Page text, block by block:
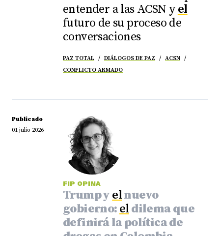
entender a las ACSN y el
futuro de su proceso de
conversaciones
PAZ TOTAL DIÁLOGOS DE PAZ
ACSN
CONFLICTO ARMADO
Publicado
01 julio 2026
FIP OPINA
Trump y elnuevo
gobierno: el dilema que
definirá la política de